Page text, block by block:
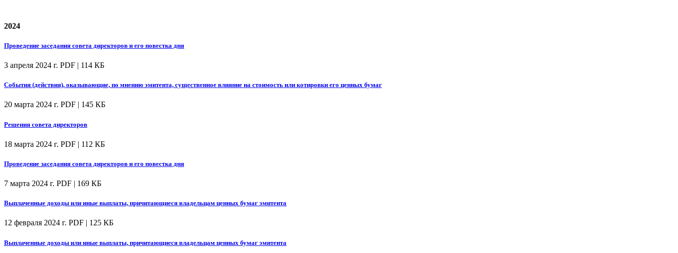
2024
Проведение заседания совета директоров и его повестка дня
3 апреля 2024 г. PDF | 114 КБ
События (действия), оказывающие, по мнению эмитента, существенное влияние на стоимость или котировки его ценных бумаг
20 марта 2024 г. PDF | 145 КБ
Решения совета директоров
18 марта 2024 г. PDF | 112 КБ
Проведение заседания совета директоров и его повестка дня
7 марта 2024 г. PDF | 169 КБ
Выплаченные доходы или иные выплаты, причитающиеся владельцам ценных бумаг эмитента
12 февраля 2024 г. PDF | 125 КБ
Выплаченные доходы или иные выплаты, причитающиеся владельцам ценных бумаг эмитента